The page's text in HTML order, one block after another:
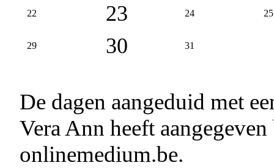
22 23 24 25
29 30 31
De dagen aangeduid met
Vera Ann heeft
onlinemedium.be.